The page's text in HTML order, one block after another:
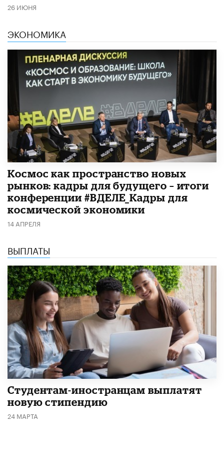
26 ИЮНЯ
ЭКОНОМИКА
Космос как пространство новых
рынков: кадры для будущего – итоги
конференции #ВДЕЛЕ_Кадры для
космической экономики
14 АПРЕЛЯ
ВЫПЛАТЫ
Студентам-иностранцам выплатят
новую стипендию
24 МАРТА